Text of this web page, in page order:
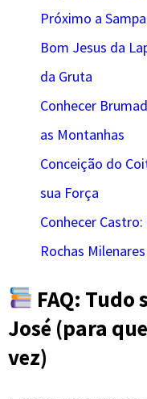
Próximo a Sampa
Bom Jesus da
da Gruta
Conhecer
as Montanhas
Conceição do
sua Força
Conhecer
Rochas Milenares
FAQ: Tudo
José (para
vez)